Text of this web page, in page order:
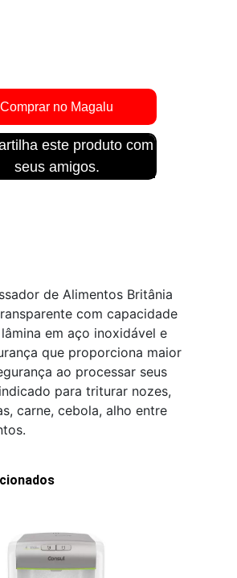
este produto com
seus amigos.
de Alimentos Britânia
com capacidade
em aço inoxidável e
que proporciona maior
ao processar seus
para triturar nozes,
carne, cebola, alho entre